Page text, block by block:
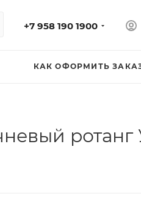
+7 958 190 1900
КАК ОФОРМИТЬ